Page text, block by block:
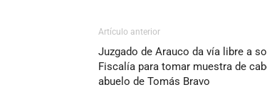
Artículo anterior
Juzgado de Arauco da vía libre a
Fiscalía para tomar muestra de
abuelo de Tomás Bravo